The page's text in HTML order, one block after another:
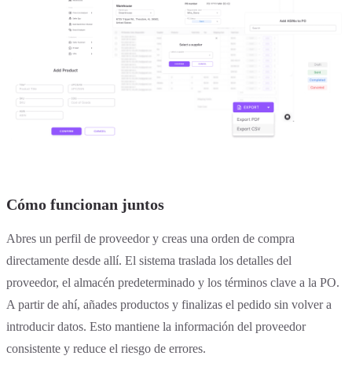
Cómo funcionan juntos
Abres un perfil de proveedor y creas una orden de compra
directamente desde allí. El sistema traslada los detalles del
proveedor, el almacén predeterminado y los términos clave a la PO.
A partir de ahí, añades productos y finalizas el pedido sin volver a
introducir datos. Esto mantiene la información del proveedor
consistente y reduce el riesgo de errores.